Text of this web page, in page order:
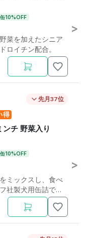
10%OFF
菜を加えたシニア
ロイチン配合。
先月37位
得
チ 野菜入り
10%OFF
ミックスし、食べ
社製犬用缶詰で